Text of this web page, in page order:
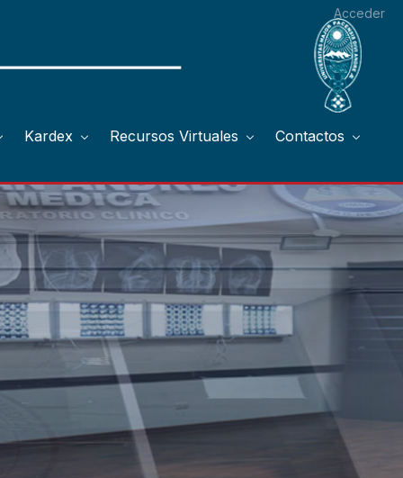
Acceder
Kardex Recursos Virtuales Contactos